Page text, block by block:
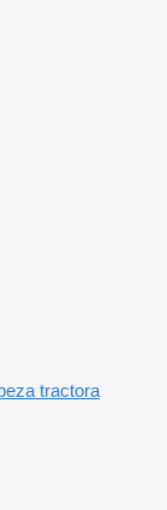
tractora